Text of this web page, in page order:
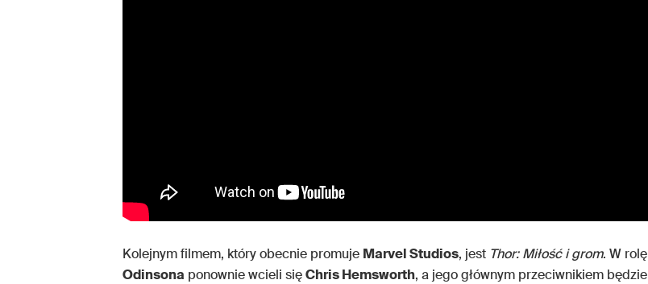
Kolejnym filmem, który obecnie promuje Marvel Studios, jest Thor: Miłość i grom. W rolę
Odinsona ponownie wcieli sięChris Hemsworth, a jego głównym przeciwnikiem będzie